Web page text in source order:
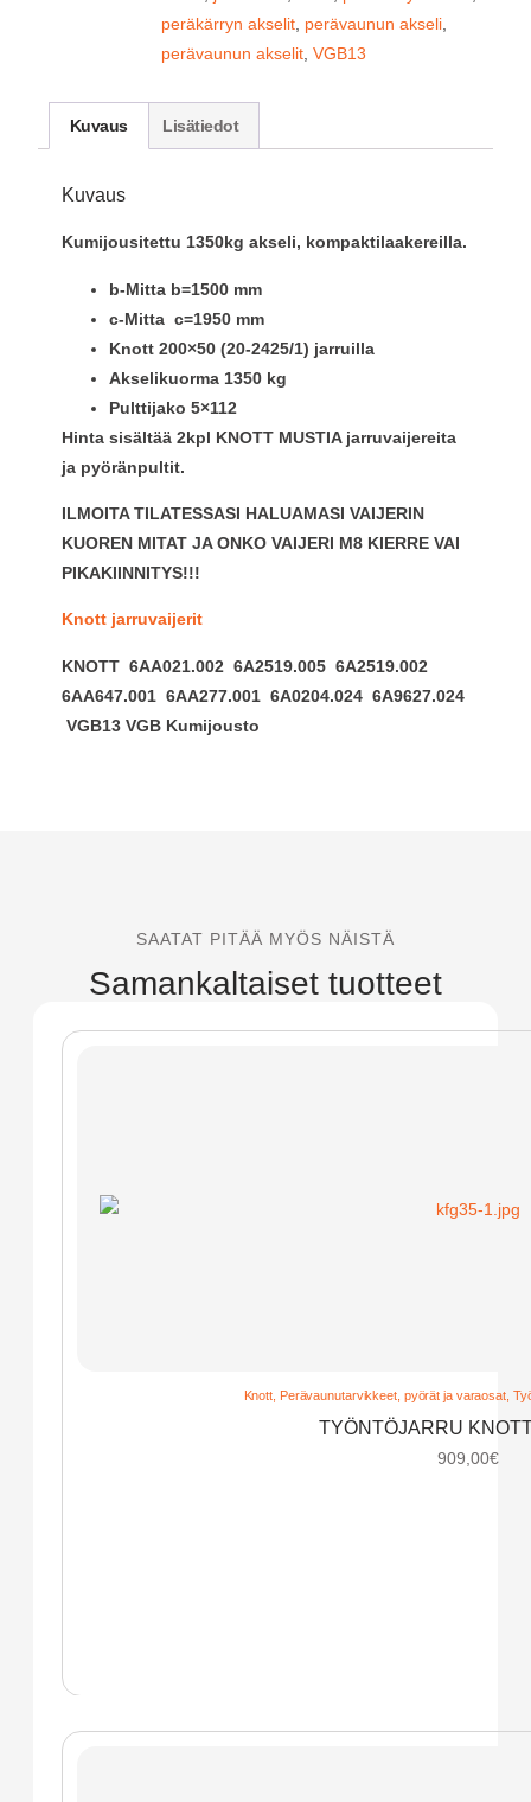
peräkärryn akselit perävaunun akseli
perävaunun akselit VGB13
Kuvaus Lisätiedot
Kuvaus
Kumijousitettu 1350kg akseli, kompaktilaakereilla.
b-Mitta b=1500 mm
c-Mitta c=1950 mm
Knott 200×50 (20-2425/1) jarruilla
Akselikuorma 1350 kg
Pulttijako 5×112
Hinta sisältää 2kpl KNOTT MUSTIA jarruvaijereita
ja pyöränpultit.
ILMOITA TILATESSASI HALUAMASI VAIJERIN
KUOREN MITAT JA ONKO VAIJERI M8 KIERRE VAI
PIKAKIINNITYS!!!
Knott jarruvaijerit
KNOTT 6AA021.002 6A2519.005 6A2519.002
6AA647.001 6AA277.001 6A0204.024 6A9627.024
VGB13 VGB Kumijousto
SAATAT PITÄÄ MYÖS NÄISTÄ
Samankaltaiset tuotteet
Knott Perävaunutarvikkeet, pyörät ja varaosat,
TYÖNTÖJARRU
909,00€